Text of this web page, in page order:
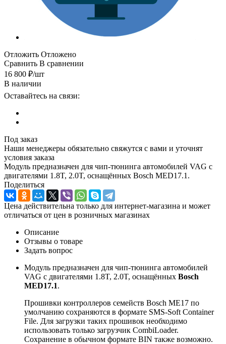
Отложить Отложено
Сравнить В сравнении
16 800 ₽/шт
В наличии
Оставайтесь на связи:
Под заказ
Наши менеджеры обязательно свяжутся с вами и уточнят
условия заказа
Модуль предназначен для чип-тюнинга автомобилей VAG с
двигателями 1.8T, 2.0T, оснащённых Bosch MED17.1.
Поделиться
Цена действительна только для интернет-магазина и может
отличаться от цен в розничных магазинах
Описание
Отзывы о товаре
Задать вопрос
Модуль предназначен для чип-тюнинга автомобилей
VAG с двигателями 1.8T, 2.0T, оснащённых Bosch
MED17.1.
Прошивки контроллеров семейств Bosch МE17 по
умолчанию сохраняются в формате SMS-Soft Container
File. Для загрузки таких прошивок необходимо
использовать только загрузчик CombiLoader.
Сохранение в обычном формате BIN также возможно.